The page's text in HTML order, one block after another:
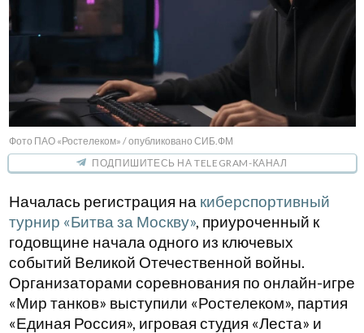
Фото ПАО «Ростелеком» / опубликовано СИБ.ФМ
ПОДПИШИТЕСЬ НА TELEGRAM-КАНАЛ
Началась регистрация на киберспортивный
турнир «Битва за Москву», приуроченный к
годовщине начала одного из ключевых
событий Великой Отечественной войны.
Организаторами соревнования по онлайн-игре
«Мир танков» выступили «Ростелеком», партия
«Единая Россия», игровая студия «Леста» и